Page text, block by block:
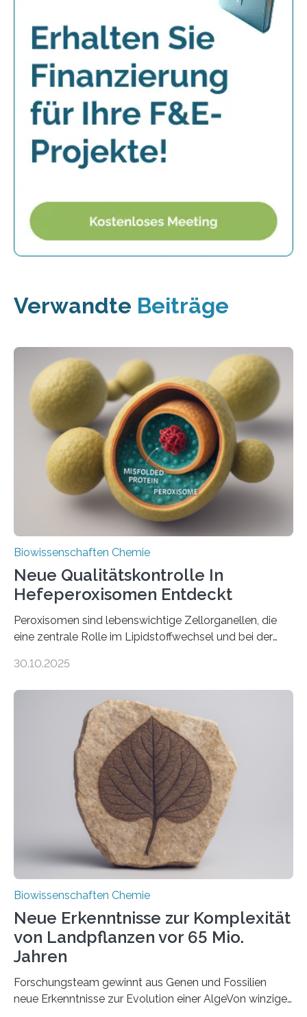
Verwandte Beiträge
Biowissenschaften Chemie
Neue Qualitätskontrolle In
Hefeperoxisomen Entdeckt
Peroxisomen sind lebenswichtige Zellorganellen, die
eine zentrale Rolle im Lipidstoffwechsel und bei der
erfüllen können, müssen zahlreiche Enzyme präzise in
der Ruhr-Universität Bochum um Prof. Dr. Ralf Erdmann
und Dr. Ismaila Francis Yusuf hat nun einen bislang
unbekannten Qualitätskontrollmechanismus des
peroxisomalen Proteintransports in der Bäckerhefe
Saccharomyces cerevisiae entdeckt, der für die
Funktionsfähigkeit der Organellen entscheidend ist. Die
Studie wurde am 28. Oktober 2025 in der
Fachzeitschrift…
30.10.2025
Biowissenschaften Chemie
Neue Erkenntnisse zur Komplexität
von Landpflanzen vor 65 Mio.
Jahren
Forschungsteam gewinnt aus Genen und Fossilien
neue Erkenntnisse zur Evolution einer AlgeVon winzigen